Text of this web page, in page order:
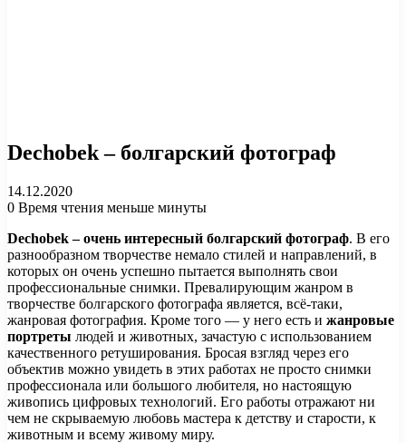
Dechobek – болгарский фотограф
14.12.2020
0 Время чтения меньше минуты
Dechobek – очень интересный болгарский фотограф. В его
разнообразном творчестве немало стилей и направлений, в
которых он очень успешно пытается выполнять свои
профессиональные снимки. Превалирующим жанром в
творчестве болгарского фотографа является, всё-таки,
жанровая фотография. Кроме того — у него есть и жанровые
портреты людей и животных, зачастую с использованием
качественного ретуширования. Бросая взгляд через его
объектив можно увидеть в этих работах не просто снимки
профессионала или большого любителя, но настоящую
живопись цифровых технологий. Его работы отражают ни
чем не скрываемую любовь мастера к детству и старости, к
животным и всему живому миру.